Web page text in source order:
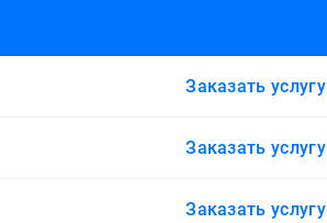
Заказать услугу
Заказать услугу
Заказать услугу